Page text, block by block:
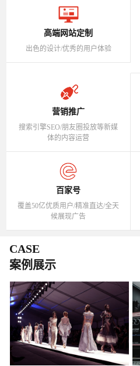
高端网站定制
出色的设计/优秀的用户体验
营销推广
搜索引擎SEO/朋友圈投放等新媒
体的内容运营
百家号
覆盖50亿优质用户/精准直达/全天
候展现广告
CASE
案例展示